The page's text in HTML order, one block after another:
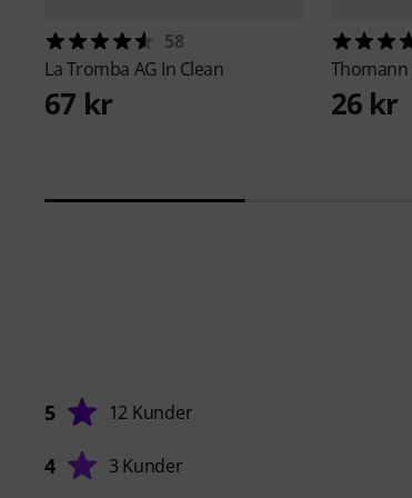
58
La Tromba AG In Clean
67 kr
Thomann
26 kr
5 12 Kunder
4 3 Kunder